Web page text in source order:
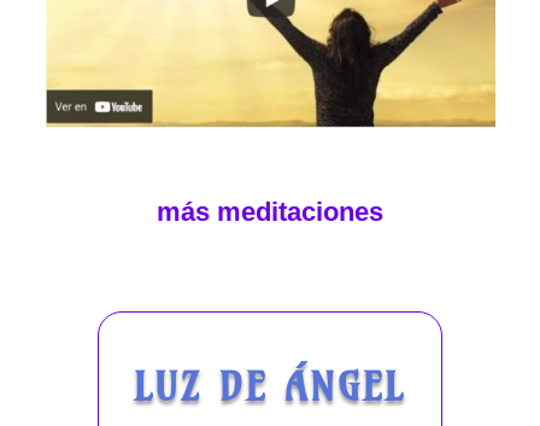
más meditaciones
LUZ DE ÁNGEL